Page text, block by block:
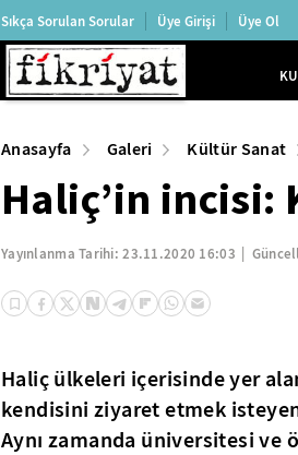
Sıkça Sorulan Sorular Üye Girişi Üye Ol
Anasayfa Galeri Kültür Sanat
Haliç’in incisi:
Yayınlanma Tarihi:23.11.2020 16:03
Haliç ülkeleri içerisinde yer
kendisini ziyaret etmek
Aynı zamanda üniversitesi ve